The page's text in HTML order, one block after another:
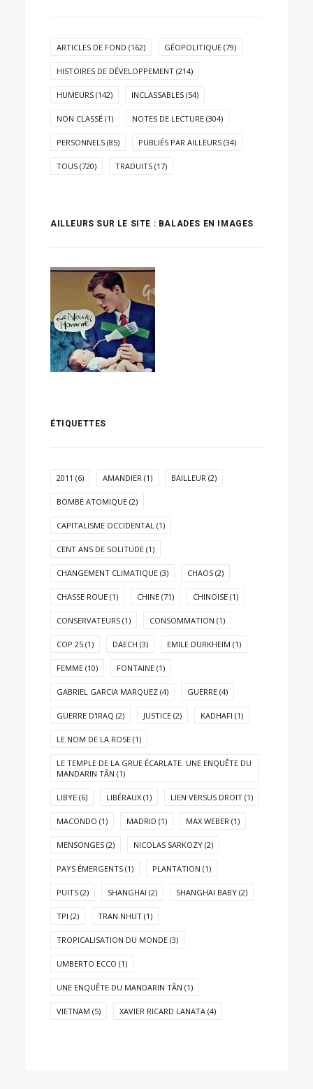
ARTICLES DE FOND (162) GÉOPOLITIQUE (79)
HISTOIRES DE DÉVELOPPEMENT (214)
HUMEURS (142) INCLASSABLES (54)
NON CLASSÉ (1) NOTES DE LECTURE (304)
PERSONNELS (85) PUBLIÉS PAR AILLEURS (34)
TOUS (720) TRADUITS (17)
AILLEURS SUR LE SITE : BALADES EN IMAGES
ÉTIQUETTES
2011 (6) AMANDIER (1) BAILLEUR (2)
BOMBE ATOMIQUE (2)
CAPITALISME OCCIDENTAL (1)
CENT ANS DE SOLITUDE (1)
CHANGEMENT CLIMATIQUE (3) CHAOS (2)
CHASSE ROUE (1) CHINE (71) CHINOISE (1)
CONSERVATEURS (1) CONSOMMATION (1)
COP 25 (1) DAECH (3) EMILE DURKHEIM (1)
FEMME (10) FONTAINE (1)
GABRIEL GARCIA MARQUEZ (4) GUERRE (4)
GUERRE D'IRAQ (2) JUSTICE (2) KADHAFI (1)
LE NOM DE LA ROSE (1)
LE TEMPLE DE LA GRUE ÉCARLATE. UNE ENQUÊTE DU
MANDARIN TÂN (1)
LIBYE (6) LIBÉRAUX (1) LIEN VERSUS DROIT (1)
MACONDO (1) MADRID (1) MAX WEBER (1)
MENSONGES (2) NICOLAS SARKOZY (2)
PAYS ÉMERGENTS (1) PLANTATION (1)
PUITS (2) SHANGHAI (2) SHANGHAI BABY (2)
TPI (2) TRAN NHUT (1)
TROPICALISATION DU MONDE (3)
UMBERTO ECCO (1)
UNE ENQUÊTE DU MANDARIN TÂN (1)
VIETNAM (5) XAVIER RICARD LANATA (4)